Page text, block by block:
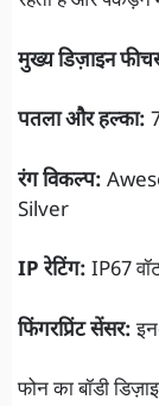
मुख्य डिज़ाइन
पतला और हल्का:
रंग विकल्प:
Silver
IP रेटिंग: IP67
फिंगरप्रिंट सेंसर:
फोन का बॉडी